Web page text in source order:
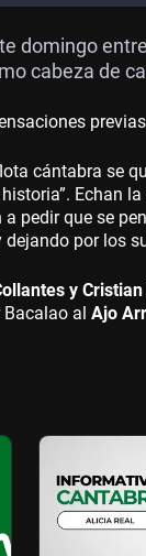
domingo
cabeza de
cántabra se
Echan
a pedir que se
por los
y
Bacalao al Ajo